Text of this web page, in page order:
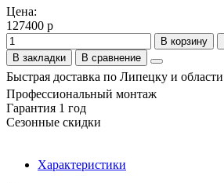
Цена:
127400 р
В корзину
В закладки
В сравнение
Быстрая доставка по Липецку и области
Профессиональный монтаж
Гарантия 1 год
Сезонные скидки
Характеристики